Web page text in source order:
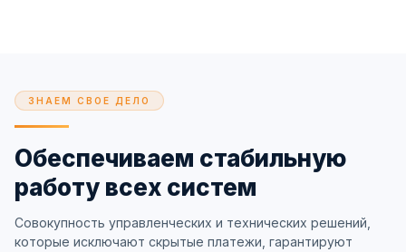
ЗНАЕМ СВОЕ ДЕЛО
Обеспечиваем стабильную
работу всех систем
Совокупность управленческих и технических решений,
которые исключают скрытые платежи, гарантируют